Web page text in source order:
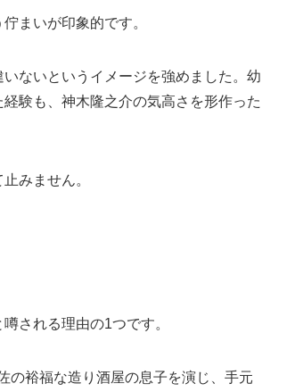
まいが印象的です。
ないというイメージを強めました。幼
験も、神木隆之介の気高さを形作った
みません。
される理由の1つです。
の裕福な造り酒屋の息子を演じ、手元